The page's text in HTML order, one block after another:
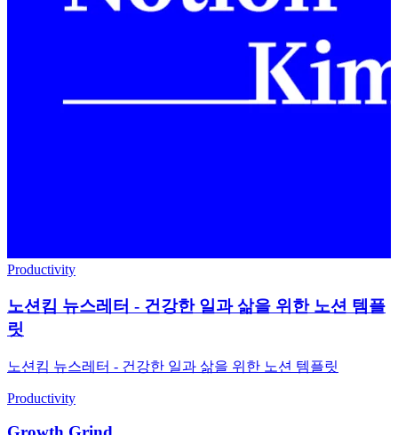
Productivity
노션킴 뉴스레터 - 건강한 일과 삶을 위한 노션 템플
릿
노션킴 뉴스레터 - 건강한 일과 삶을 위한 노션 템플릿
Productivity